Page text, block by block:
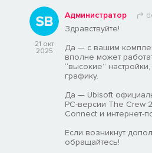
21 окт
2025
Администратор
Здравствуйте!
Да — с вашим
вполне может
“высокие”
графику.
Да — Ubisoft
PC-версии The Crew
Connect и интернет-
Если возникнут
обращайтесь!